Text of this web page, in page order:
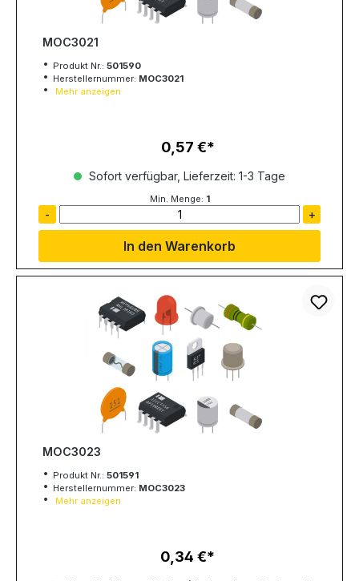
MOC3021
Produkt Nr.: 501590
Herstellernummer: MOC3021
Mehr anzeigen
Regulärer Preis:
0,57 €
Sofort verfügbar, Lieferzeit: 1-3 Tage
Min. Menge: 1
- +
In den Warenkorb
MOC3023
Produkt Nr.: 501591
Herstellernummer: MOC3023
Mehr anzeigen
Regulärer Preis:
0,34 €